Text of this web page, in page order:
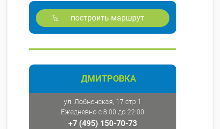
построить маршрут
ДМИТРОВКА
ул. Лобненская, 17 стр 1
Ежедневно с 8:00 до 22:00
+7 (495) 150-70-73